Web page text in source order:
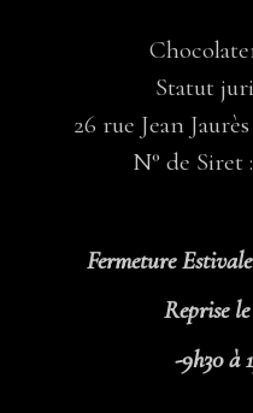
Statut
26 rue Jean
N° de Siret :
Fermeture
Reprise
-9h30 à 13h